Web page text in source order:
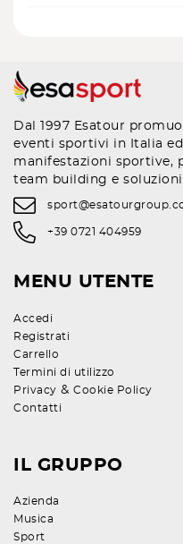
Dal 1997 Esatour
eventi sportivi in Italia
manifestazioni sportive,
team building e
+39 0721 404959
MENU UTENTE
Accedi
Registrati
Carrello
Termini di utilizzo
Privacy & Cookie Policy
Contatti
IL GRUPPO
Azienda
Musica
Sport